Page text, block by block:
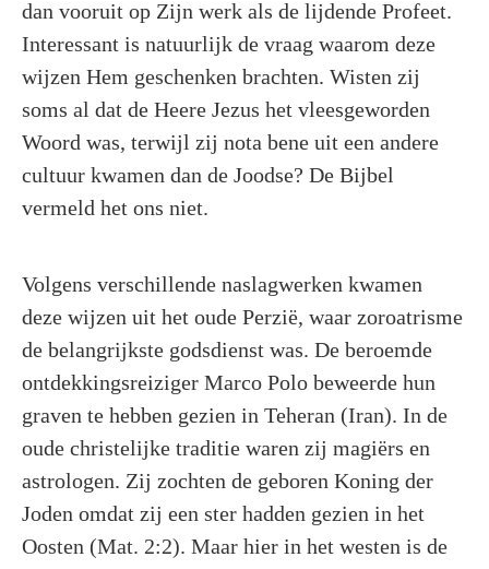
dan vooruit op Zijn werk als de lijdende Profeet.
Interessant is natuurlijk de vraag waarom deze
wijzen Hem geschenken brachten. Wisten zij
soms al dat de Heere Jezus het vleesgeworden
Woord was, terwijl zij nota bene uit een andere
cultuur kwamen dan de Joodse? De Bijbel
vermeld het ons niet.
Volgens verschillende naslagwerken kwamen
deze wijzen uit het oude Perzië, waar zoroatrisme
de belangrijkste godsdienst was. De beroemde
ontdekkingsreiziger Marco Polo beweerde hun
graven te hebben gezien in Teheran (Iran). In de
oude christelijke traditie waren zij magiërs en
astrologen. Zij zochten de geboren Koning der
Joden omdat zij een ster hadden gezien in het
Oosten (Mat. 2:2). Maar hier in het westen is de